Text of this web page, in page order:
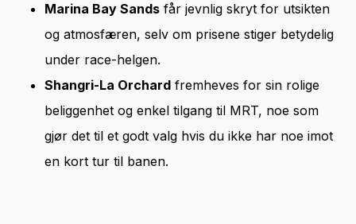
Marina Bay Sands får jevnlig skryt for utsikten
og atmosfæren, selv om prisene stiger betydelig
under race-helgen.
Shangri-La Orchard fremheves for sin rolige
beliggenhet og enkel tilgang til MRT, noe som
gjør det til et godt valg hvis du ikke har noe imot
en kort tur til banen.